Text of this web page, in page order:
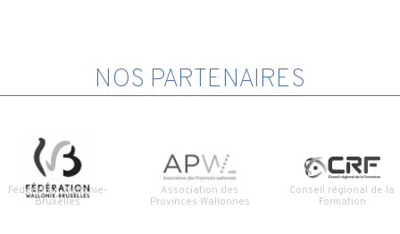
NOS PARTENAIRES
Fédération Wallonie-
Bruxelles
Association des
Provinces Wallonnes
Conseil régional de la
Formation